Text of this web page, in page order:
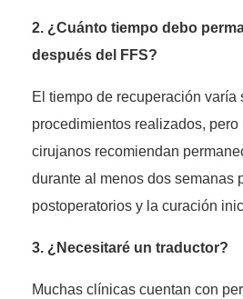
2. ¿Cuánto tiempo debo
después del FFS?
El tiempo de recuperación varía
procedimientos realizados,
cirujanos recomiendan
durante al menos dos semanas
postoperatorios y la curación
3. ¿Necesitaré un traductor?
Muchas clínicas cuentan con